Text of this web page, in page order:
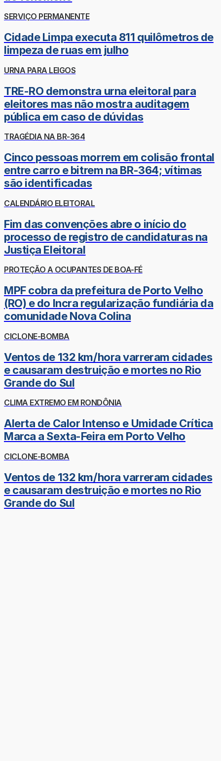
SERVIÇO PERMANENTE
Cidade Limpa executa 811 quilômetros de
limpeza de ruas em julho
URNA PARA LEIGOS
TRE-RO demonstra urna eleitoral para
eleitores mas não mostra auditagem
pública em caso de dúvidas
TRAGÉDIA NA BR-364
Cinco pessoas morrem em colisão frontal
entre carro e bitrem na BR-364; vítimas
são identificadas
CALENDÁRIO ELEITORAL
Fim das convenções abre o início do
processo de registro de candidaturas na
Justiça Eleitoral
PROTEÇÃO A OCUPANTES DE BOA-FÉ
MPF cobra da prefeitura de Porto Velho
(RO) e do Incra regularização fundiária da
comunidade Nova Colina
CICLONE-BOMBA
Ventos de 132 km/hora varreram cidades
e causaram destruição e mortes no Rio
Grande do Sul
CLIMA EXTREMO EM RONDÔNIA
Alerta de Calor Intenso e Umidade Crítica
Marca a Sexta-Feira em Porto Velho
CICLONE-BOMBA
Ventos de 132 km/hora varreram cidades
e causaram destruição e mortes no Rio
Grande do Sul